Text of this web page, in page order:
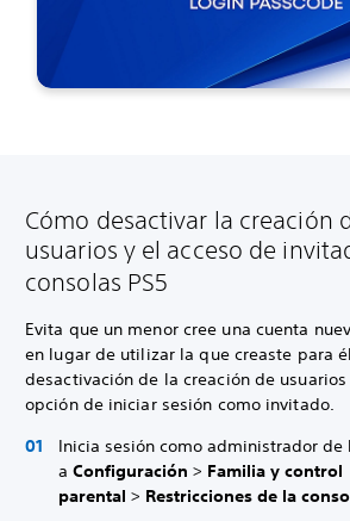
Cómo desactivar la creación
usuarios y el acceso de
consolas PS5
Evita que un menor cree una cuenta
en lugar de utilizar la que creaste para
desactivación de la creación de
opción de iniciar sesión como invitado.
Inicia sesión como administrador
a Configuración > Familia y control
parental > Restricciones de la